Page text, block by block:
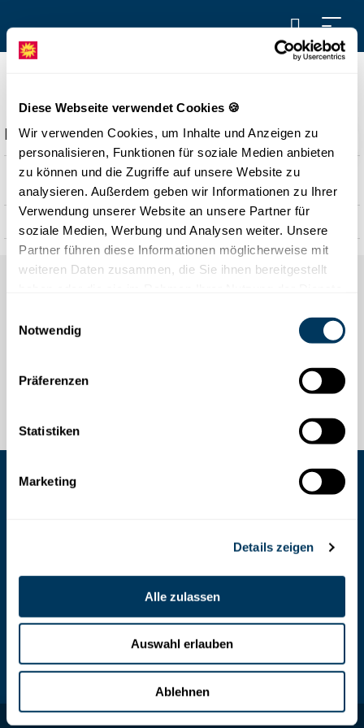
Diese Webseite verwendet Cookies 🍪
Wir verwenden Cookies, um Inhalte und Anzeigen zu
personalisieren, Funktionen für soziale Medien anbieten
zu können und die Zugriffe auf unsere Website zu
analysieren. Außerdem geben wir Informationen zu Ihrer
Verwendung unserer Website an unsere Partner für
soziale Medien, Werbung und Analysen weiter. Unsere
Partner führen diese Informationen möglicherweise mit
weiteren Daten zusammen, die Sie ihnen bereitgestellt
Notwendig
Präferenzen
Statistiken
Marketing
Details zeigen
Alle zulassen
Auswahl erlauben
Ablehnen
Beschreibung
Geniessen Sie auf der Sonnenterrasse das spezielle
Winterfeeling mit einem Schmankerl aus der Küche,
abgerundet mit einem kräftigen Getränk.
Die Rösti darf so wenig fehlen, wie der Kaiserschmarn aus
dem Land der Mutter des Wirten. Sollte unerwartet die
Sonne nicht mitspielen, erwartet Sie im "Schlechtwetter
Raum" eine spezielle Stadl Atmosphäre.
Stoosbahnen AG
Stoosplatz 1, 6433 Stoos
144 (Rettungsdienst)